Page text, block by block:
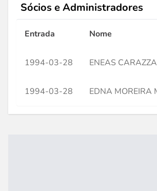
Sócios e Administradores
Entrada Nome
1994-03-28 ENEAS
1994-03-28 EDNA MOREIRA